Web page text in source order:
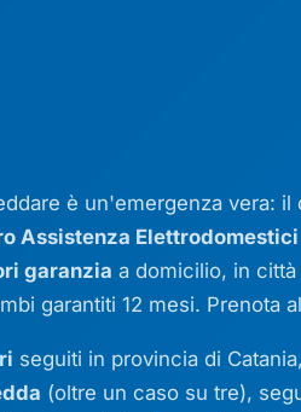
è un'emergenza vera: il
Assistenza
garanzia a domicilio, in
garantiti 12 mesi. Prenota al
seguiti in provincia di
(oltre un caso su tre),